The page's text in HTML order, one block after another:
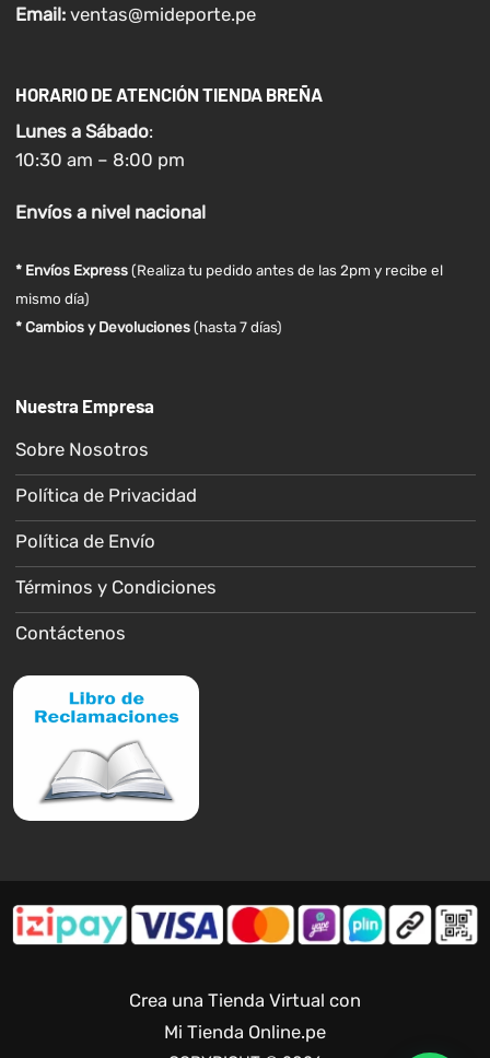
Email: ventas@mideporte.pe
HORARIO DE ATENCIÓN TIENDA BREÑA
Lunes a Sábado:
10:30 am – 8:00 pm
Envíosa nivel nacional
* Envíos Express(Realiza tu pedido antes de las 2pm y recibe el
mismo día)
* Cambios y Devoluciones (hasta 7 días)
Nuestra Empresa
Sobre Nosotros
Política de Privacidad
Política de Envío
Términos y Condiciones
Contáctenos
Crea una Tienda Virtual con
Mi Tienda Online.pe